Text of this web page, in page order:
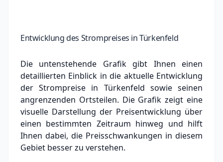
Entwicklung des Strompreises in Türkenfeld
Die untenstehende Grafik gibt Ihnen einen
detaillierten Einblick in die aktuelle Entwicklung
der Strompreise in Türkenfeld sowie seinen
angrenzenden Ortsteilen. Die Grafik zeigt eine
visuelle Darstellung der Preisentwicklung über
einen bestimmten Zeitraum hinweg und hilft
Ihnen dabei, die Preisschwankungen in diesem
Gebiet besser zu verstehen.